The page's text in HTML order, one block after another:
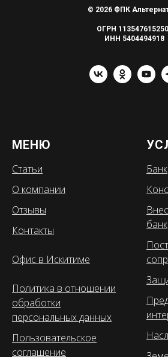
© 2026 ФПК
ОГРН
ИНН 5404494918
МЕНЮ
Статьи
О компании
Отзывы
Контакты
Офис в Искитиме
Политика в отношении
обработки
персональных данных
Пользовательское
соглашение